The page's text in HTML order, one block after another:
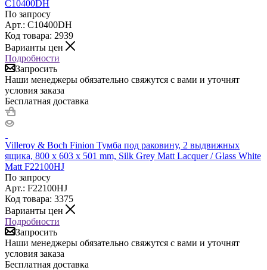
C10400DH
По запросу
Арт.: C10400DH
Код товара: 2939
Варианты цен
Подробности
Запросить
Наши менеджеры обязательно свяжутся с вами и уточнят
условия заказа
Бесплатная доставка
Villeroy & Boch Finion Тумба под раковину, 2 выдвижных
ящика, 800 x 603 x 501 mm, Silk Grey Matt Lacquer / Glass White
Matt F22100HJ
По запросу
Арт.: F22100HJ
Код товара: 3375
Варианты цен
Подробности
Запросить
Наши менеджеры обязательно свяжутся с вами и уточнят
условия заказа
Бесплатная доставка